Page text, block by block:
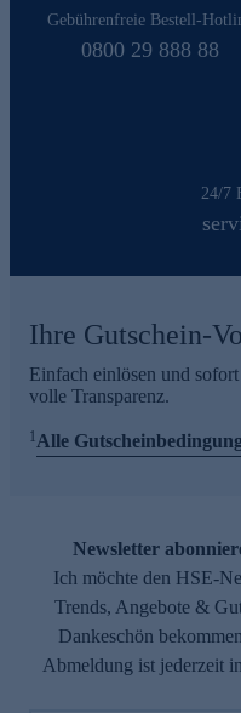
Gebührenfreie Bestell-
0800 29 888 88
24/7
Ihre Gutschein-
Einfach einlösen und
volle Transparenz.
1Alle
Newsletter
Ich möchte den HSE-
Trends, Angebote &
Dankeschön
Abmeldung ist jederzeit